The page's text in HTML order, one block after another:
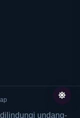
undang-